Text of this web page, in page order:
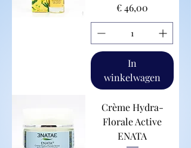
Prijs
€ 46,00
In
winkelwagen
Crème Hydra-
Florale Active
ENATA